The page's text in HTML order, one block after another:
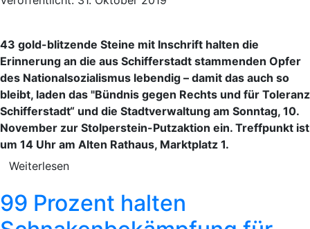
43 gold-blitzende Steine mit Inschrift halten die
Erinnerung an die aus Schifferstadt stammenden Opfer
des Nationalsozialismus lebendig – damit das auch so
bleibt, laden das "Bündnis gegen Rechts und für Toleranz
Schifferstadt“ und die Stadtverwaltung am Sonntag, 10.
November zur Stolperstein-Putzaktion ein. Treffpunkt ist
um 14 Uhr am Alten Rathaus, Marktplatz 1.
Weiterlesen
99 Prozent halten